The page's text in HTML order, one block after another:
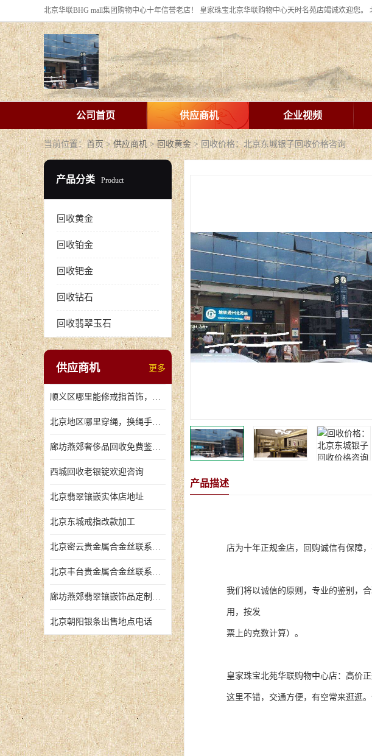
公司首页 供应商机 企业视频
当前位置： 首页>供应商机 >回收黄金> 回收价格：北京东城银子回收价格咨询
产品分类 Product
回收黄金
回收铂金
回收钯金
回收钻石
回收翡翠玉石
供应商机 更多
顺义区哪里能修戒指首饰，爪断裂了
北京地区哪里穿绳，换绳手串的地方
廊坊燕郊奢侈品回收免费鉴定，无手续费回收价格
西城回收老银锭欢迎咨询
北京翡翠镶嵌实体店地址
北京东城戒指改款加工
北京密云贵金属合金丝联系地址
北京丰台贵金属合金丝联系地址
廊坊燕郊翡翠镶嵌饰品定制店铺
北京朝阳银条出售地点电话
产品描述
店为十年正规金店，回购诚信有保障
我们将以诚信的原则，专业的鉴别，
用，按发
票上的克数计算）。
皇家珠宝北苑华联购物中心店：高价
这里不错，交通方便，有空常来逛逛